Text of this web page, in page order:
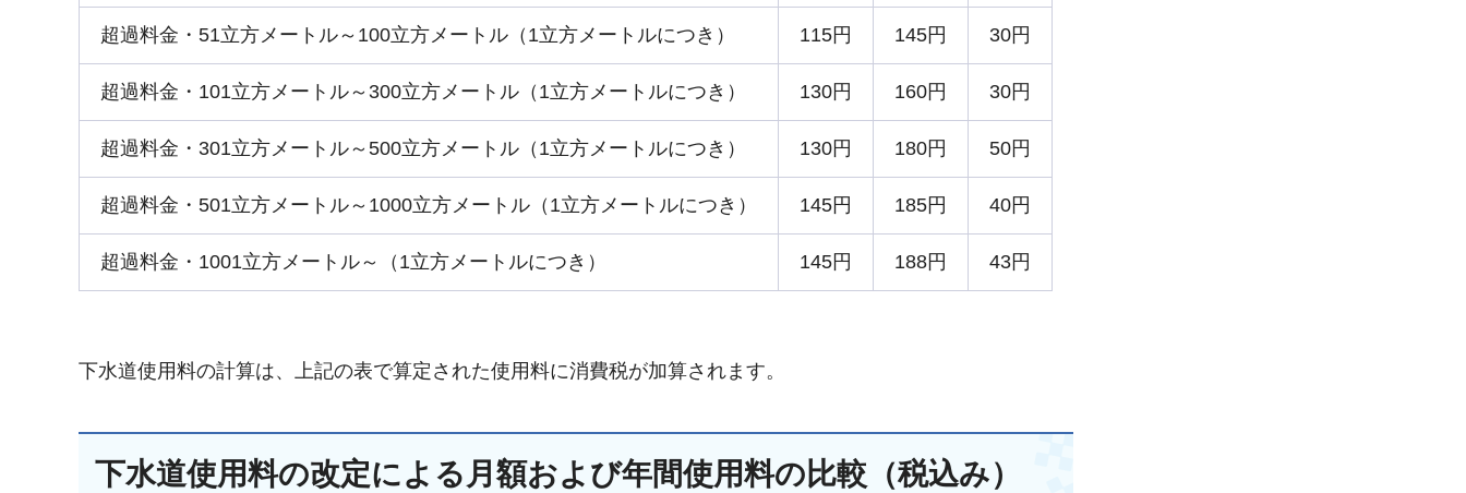
超過料金・51立方メートル～100立方メートル（1立方メートルにつき） 115円 145円 30円
超過料金・101立方メートル～300立方メートル（1立方メートルにつき） 130円 160円 30円
超過料金・301立方メートル～500立方メートル（1立方メートルにつき） 130円 180円 50円
超過料金・501立方メートル～1000立方メートル（1立方メートルにつき） 145円 185円 40円
超過料金・1001立方メートル～（1立方メートルにつき） 145円 188円 43円
下水道使用料の計算は、上記の表で算定された使用料に消費税が加算されます。
下水道使用料の改定による月額および年間使用料の比較（税込み）